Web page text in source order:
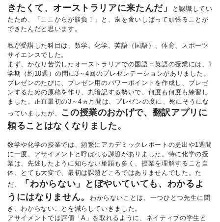
きたくて、オーストラリアに来たんだ」
と認識してい
たため、「ここからが勝負！」と、歯を食いしばって頑張ることが
できたんだと思います。
私が受講した科目は、数学、化学、英語（国語）、体育、スポーツ
サイエンスでした。
まず、かなり苦労したオーストラリアでの国語＝英語の授業には、1
学期（約10週）の間に3～4回のプレゼンテーションがありました。
プレゼンのたびに、プレゼン用のパワーポイントを作成し、プレゼ
ンするための原稿を作り、丸暗記する勢いで、何度も何度も練習し
ました。正直最初の3～4ヵ月間は、プレゼンの度に、死にそうにな
っていましたが、
この授業のおかげで、翻訳アプリに
頼ることはなくなりました。
数学や化学の授業では、頻繁にアカデミックレポートの提出や1週間
に一度、アサイメントと呼ばれる課題がありました。特に化学の授
業は、先述したように知らない単語も多く、授業を理解すること自
体、とても大変で、最初は課題どころではありませんでした。た
だ、
「わからない」とぼやいていても、わかるよ
うにはなりません。
わからないことは、一つひとつ先生に聞
き、わからないことを減らしていきました。
アサイメントでは評価「A」を取れるように、ネイティブの学生と